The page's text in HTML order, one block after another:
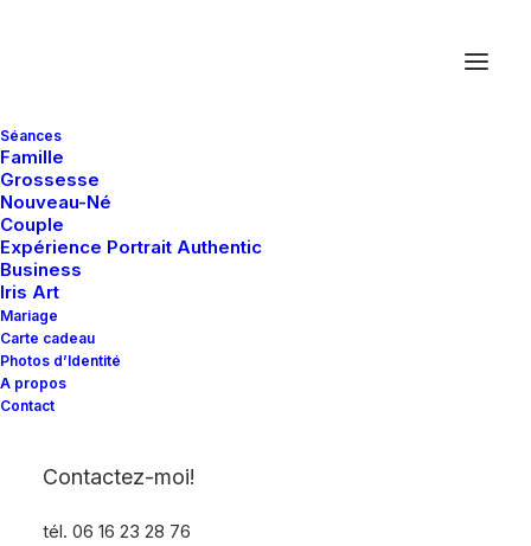
Séances
Famille
Grossesse
Nouveau-Né
Couple
Expérience Portrait Authentic
Business
Iris Art
Mariage
Carte cadeau
Photos d’Identité
A propos
Contact
Contactez-moi!
tél. 06 16 23 28 76